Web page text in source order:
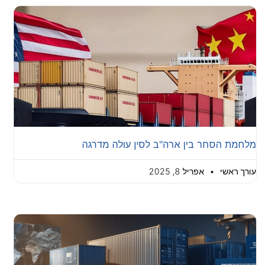
מלחמת הסחר בין ארה"ב לסין עולה מדרגה
עורך ראשי אפריל 8, 2025